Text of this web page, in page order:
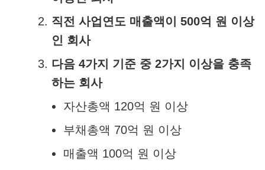
직전 사업연도 매출액이 500억 원 이상
인 회사
다음 4가지 기준 중 2가지 이상을 충족
하는 회사
자산총액 120억 원 이상
부채총액 70억 원 이상
매출액 100억 원 이상